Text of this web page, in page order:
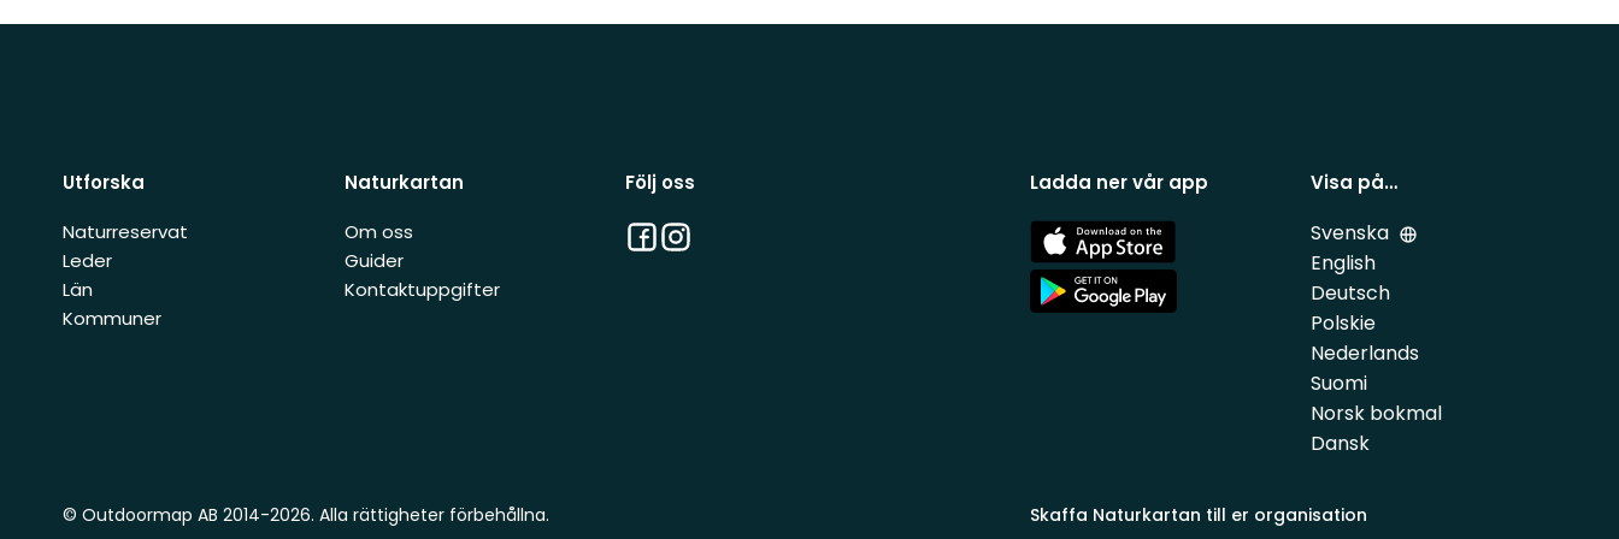
Utforska
Naturreservat
Leder
Län
Kommuner
Naturkartan
Om oss
Guider
Kontaktuppgifter
Följ oss
Facebook
Instagram
Ladda ner vår app
App
Store
App
Store
Visa på…
Svenska
English
Deutsch
Polskie
Nederlands
Suomi
Norsk bokmal
Dansk
Skaffa Naturkartan till er organisation
© Outdoormap AB 2014-2026. Alla rättigheter förbehållna.